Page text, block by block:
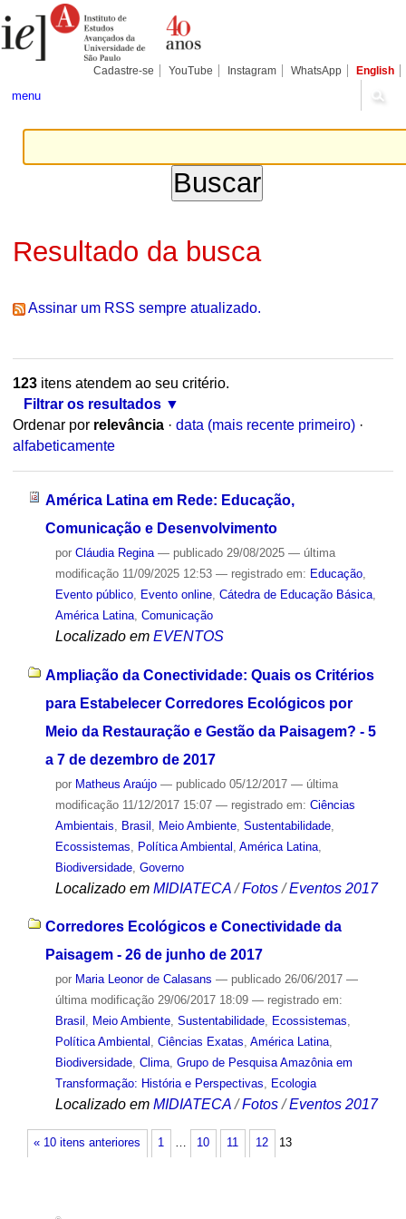
para
conteúdo.
Pessoais
Cadastre-se YouTube Instagram WhatsApp English
menu
Resultado da busca
Assinar um RSS sempre atualizado.
123itens atendem ao seu critério.
Filtrar os resultados
Ordenar por relevância · data (mais recente primeiro) ·
alfabeticamente
América Latina em Rede: Educação,
Comunicação e Desenvolvimento
por Cláudia Regina — publicado29/08/2025 — última
modificação11/09/2025 12:53 — registrado em: Educação,
Evento público, Evento online, Cátedra de Educação Básica,
América Latina, Comunicação
Localizado em EVENTOS
Ampliação da Conectividade: Quais os Critérios
para Estabelecer Corredores Ecológicos por
Meio da Restauração e Gestão da Paisagem? - 5
a 7 de dezembro de 2017
por Matheus Araújo — publicado05/12/2017 — última
modificação11/12/2017 15:07 — registrado em: Ciências
Ambientais
Brasil Meio Ambiente, Sustentabilidade,
Ecossistemas
Política Ambiental América Latina,
Biodiversidade, Governo
Localizado em MIDIATECA /Fotos /Eventos 2017
Corredores Ecológicos e Conectividade da
Paisagem - 26 de junho de 2017
por Maria Leonor de Calasans — publicado26/06/2017 —
última modificação29/06/2017 18:09 — registrado em:
Brasil , Meio Ambiente, Sustentabilidade, Ecossistemas,
Política Ambiental , Ciências Exatas, América Latina,
Biodiversidade, Clima, Grupo de Pesquisa Amazônia em
Transformação: História e Perspectivas, Ecologia
Localizado em MIDIATECA /Fotos /Eventos 2017
« 10 itens anteriores 1 … 10 11 12 13